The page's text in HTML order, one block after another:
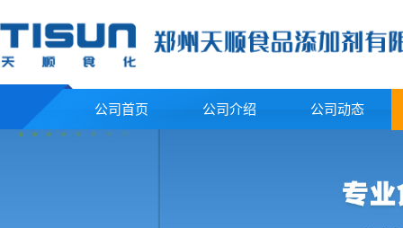
公司首页 公司介绍 公司动态